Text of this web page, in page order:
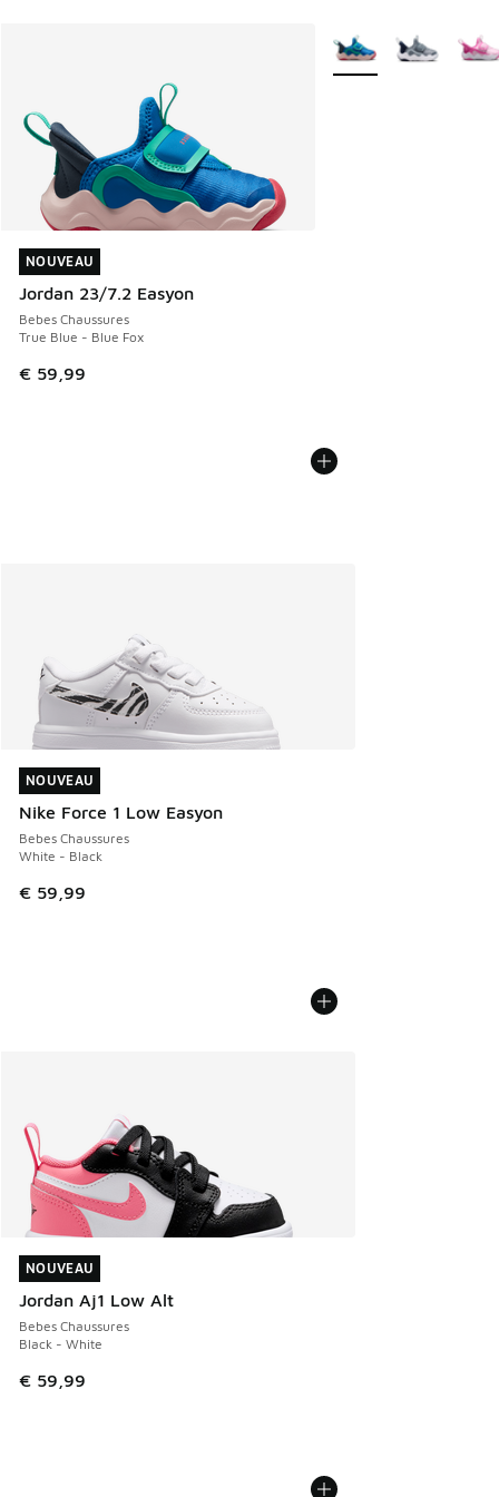
NOUVEAU
Jordan 23/7.2 Easyon
Bebes Chaussures
True Blue - Blue Fox
€ 59,99
NOUVEAU
Plus de couleurs
NOUVEAU
Nike Force 1 Low Easyon
Bebes Chaussures
White - Black
€ 59,99
NOUVEAU
NOUVEAU
Jordan Aj1 Low Alt
Bebes Chaussures
Black - White
€ 59,99
NOUVEAU